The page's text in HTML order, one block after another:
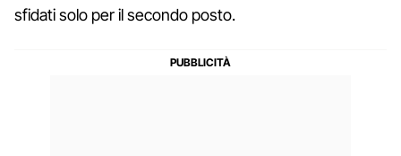
sfidati solo per il secondo posto.